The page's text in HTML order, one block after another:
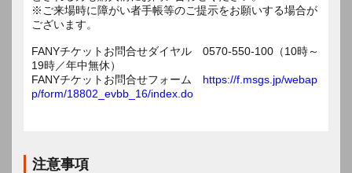
※ご来場時に障がい者手帳等のご提示をお願いする場合が
ございます。
FANYチケットお問合せダイヤル 0570-550-100（10時～
19時／年中無休）
FANYチケットお問合せフォーム https://f.msgs.jp/webap
p/form/18802_evbb_16/index.do
注意事項